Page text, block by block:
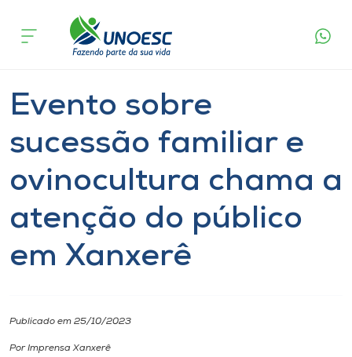
Cursos
Atendimento ao Estudante
Portal de Ensino
Internacionalização
acontece
Graduação
Evento sobre
sucessão familiar e
ovinocultura chama a
atenção do público
em Xanxerê
Publicado em 25/10/2023
Por Imprensa Xanxerê